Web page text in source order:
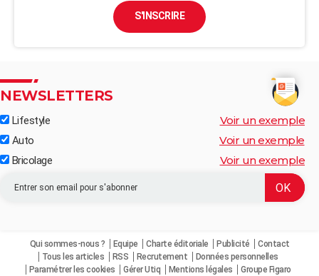
S'INSCRIRE
NEWSLETTERS
Lifestyle Voir un exemple
Auto Voir un exemple
Bricolage Voir un exemple
Qui sommes-nous ? Equipe Charte éditoriale Publicité
Contact
Tous les articles
RSS Recrutement
Données personnelles
Paramétrer les cookies
Gérer Utiq Mentions légales Groupe Figaro